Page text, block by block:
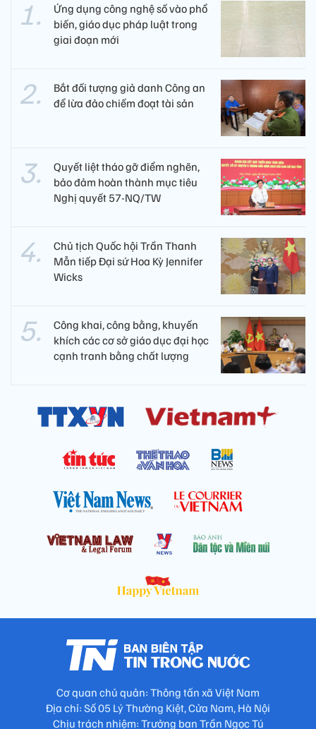
Ứng dụng công nghệ số vào phổ
biến, giáo dục pháp luật trong
giai đoạn mới
Bắt đối tượng giả danh Công an
để lừa đảo chiếm đoạt tài sản
Quyết liệt tháo gỡ điểm nghẽn,
bảo đảm hoàn thành mục tiêu
Nghị quyết 57-NQ/TW
Chủ tịch Quốc hội Trần Thanh
Mẫn tiếp Đại sứ Hoa Kỳ Jennifer
Wicks
Công khai, công bằng, khuyến
khích các cơ sở giáo dục đại học
cạnh tranh bằng chất lượng​
Cơ quan chủ quản: Thông tấn xã Việt Nam
Địa chỉ: Số 05 Lý Thường Kiệt, Cửa Nam, Hà Nội
Chịu trách nhiệm: Trưởng ban Trần Ngọc Tú